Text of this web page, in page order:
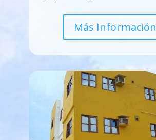
Más Información